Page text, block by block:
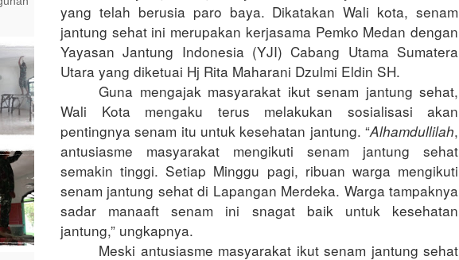
yang telah berusia paro baya. Dikatakan Wali kota, senam
jantung sehat ini merupakan kerjasama Pemko Medan dengan
Yayasan Jantung Indonesia (YJI) Cabang Utama Sumatera
Utara yang diketuai Hj Rita Maharani Dzulmi Eldin SH.
Guna mengajak masyarakat ikut senam jantung sehat,
Wali Kota mengaku terus melakukan sosialisasi akan
pentingnya senam itu untuk kesehatan jantung. “Alhamdullilah,
antusiasme masyarakat mengikuti senam jantung sehat
semakin tinggi. Setiap Minggu pagi, ribuan warga mengikuti
senam jantung sehat di Lapangan Merdeka. Warga tampaknya
sadar manaaft senam ini snagat baik untuk kesehatan
jantung,” ungkapnya.
Meski antusiasme masyarakat ikut senam jantung sehat